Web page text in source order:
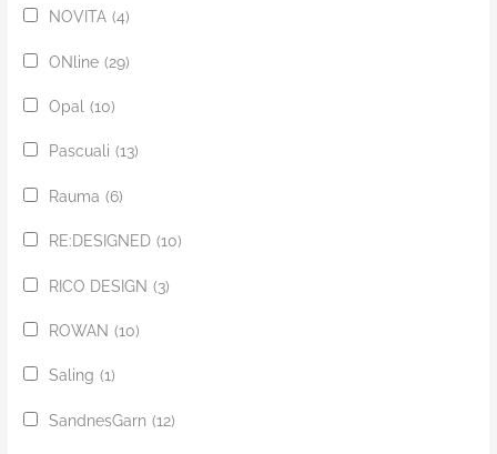
NOVITA (4)
ONline (29)
Opal (10)
Pascuali (13)
Rauma (6)
RE:DESIGNED (10)
RICO DESIGN (3)
ROWAN (10)
Saling (1)
SandnesGarn (12)